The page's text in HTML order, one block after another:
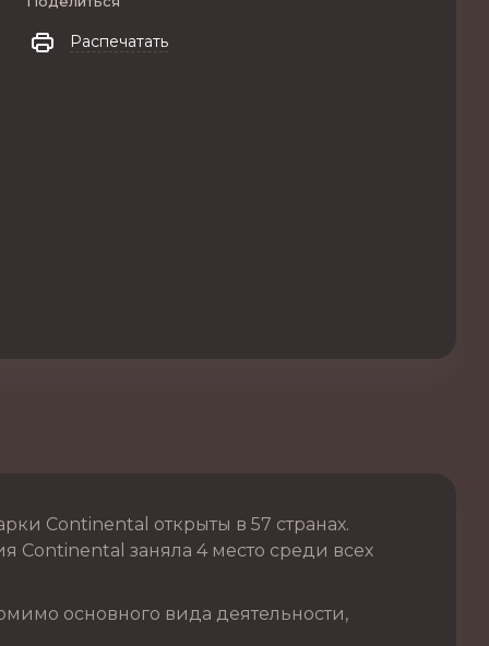
Распечатать
Continental открыты в 57 странах.
Continental заняла 4 место среди всех
основного вида деятельности,